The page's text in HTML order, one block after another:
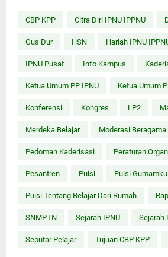
CBP KPP Citra Diri IPNU IPPNU
Gus Dur HSN Harlah IPNU
IPNU Pusat Info Kampus
Ketua Umum PP IPNU Ketua Umum
Konferensi Kongres LP2
Merdeka Belajar Moderasi Beragama
Pedoman Kaderisasi Peraturan
Pesantren Puisi Puisi
Puisi Tentang Belajar Dari Rumah
SNMPTN Sejarah IPNU Sejarah
Seputar Pelajar Tujuan CBP KPP